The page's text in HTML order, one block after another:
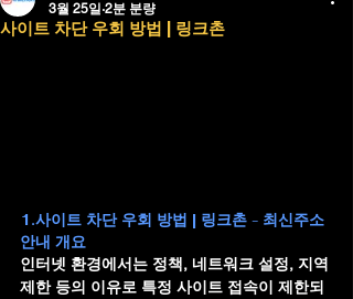
사이트 차단 우회 방법 | 링크촌
3월 25일 2분 분량
1.사이트 차단 우회 방법 | 링크촌 - 최신주소
안내 개요
인터넷 환경에서는 정책, 네트워크 설정, 지역
제한 등의 이유로 특정 사이트 접속이 제한되